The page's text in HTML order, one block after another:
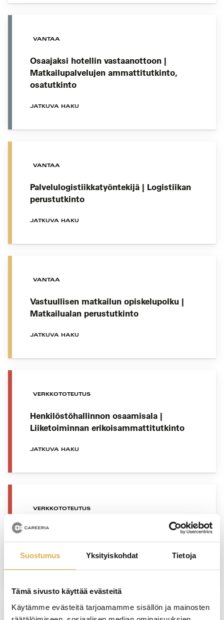
Suostumus Yksityiskohdat Tietoja
Tämä sivusto käyttää evästeitä
Käytämme evästeitä tarjoamamme sisällön ja mainosten
VANTAA
Osaajaksi hotellin vastaanottoon |
Matkailupalvelujen ammattitutkinto,
osatutkinto
JATKUVA HAKU
VANTAA
Palvelulogistiikkatyöntekijä | Logistiikan
perustutkinto
JATKUVA HAKU
VANTAA
Vastuullisen matkailun opiskelupolku |
Matkailualan perustutkinto
JATKUVA HAKU
VERKKOTOTEUTUS
Henkilöstöhallinnon osaamisala |
Liiketoiminnan erikoisammattitutkinto
JATKUVA HAKU
VERKKOTOTEUTUS
Kaupan osaamisala | Liiketoiminnan
erikoisammattitutkinto